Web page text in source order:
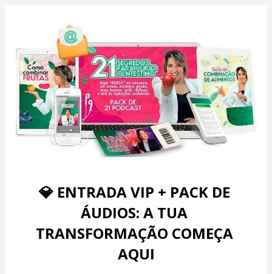
💎 ENTRADA VIP + PACK DE
ÁUDIOS: A TUA
TRANSFORMAÇÃO COMEÇA
AQUI